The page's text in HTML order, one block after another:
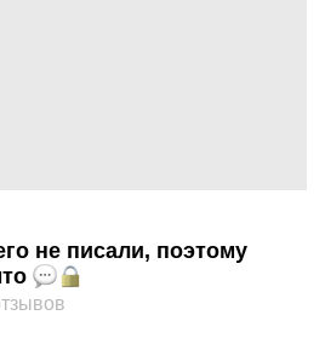
не писали, поэтому